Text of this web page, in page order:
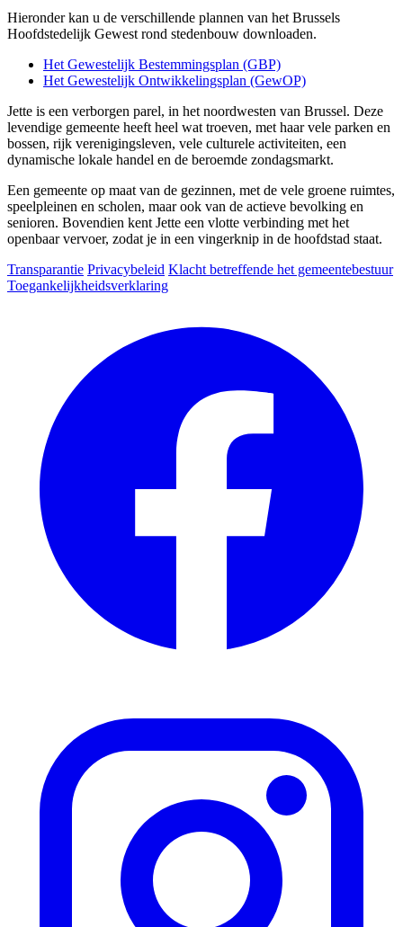
Hieronder kan u de verschillende plannen van het Brussels
Hoofdstedelijk Gewest rond stedenbouw downloaden.
Het Gewestelijk Bestemmingsplan (GBP)
Het Gewestelijk Ontwikkelingsplan (GewOP)
Jette is een verborgen parel, in het noordwesten van Brussel. Deze
levendige gemeente heeft heel wat troeven, met haar vele parken en
bossen, rijk verenigingsleven, vele culturele activiteiten, een
dynamische lokale handel en de beroemde zondagsmarkt.
Een gemeente op maat van de gezinnen, met de vele groene ruimtes,
speelpleinen en scholen, maar ook van de actieve bevolking en
senioren. Bovendien kent Jette een vlotte verbinding met het
openbaar vervoer, zodat je in een vingerknip in de hoofdstad staat.
Transparantie Privacybeleid Klacht betreffende het gemeentebestuur
Toegankelijkheidsverklaring